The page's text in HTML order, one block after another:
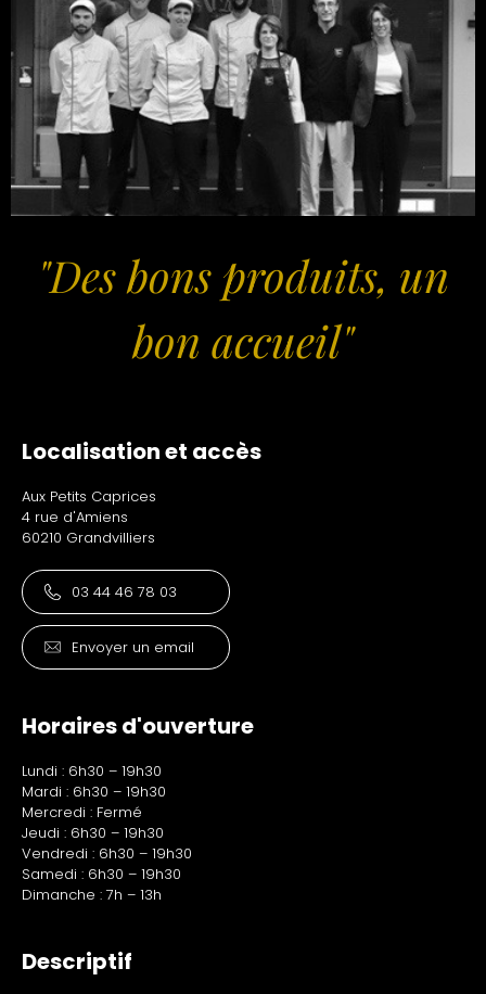
"Des bons produits, un
bon accueil"
Localisation et accès
Aux Petits Caprices
4 rue d'Amiens
60210 Grandvilliers
03 44 46 78 03
Envoyer un email
Horaires d'ouverture
Lundi : 6h30 – 19h30
Mardi : 6h30 – 19h30
Mercredi : Fermé
Jeudi : 6h30 – 19h30
Vendredi : 6h30 – 19h30
Samedi : 6h30 – 19h30
Dimanche : 7h – 13h
Descriptif